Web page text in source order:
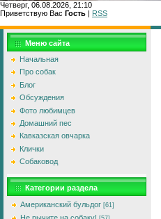
Четверг, 06.08.2026, 21:10
Приветствую Вас Гость | RSS
Меню сайта
Начальная
Про собак
Блог
Обсуждения
Фото любимцев
Домашний пес
Кавказская овчарка
Клички
Собаковод
Категории раздела
Американский бульдог [61]